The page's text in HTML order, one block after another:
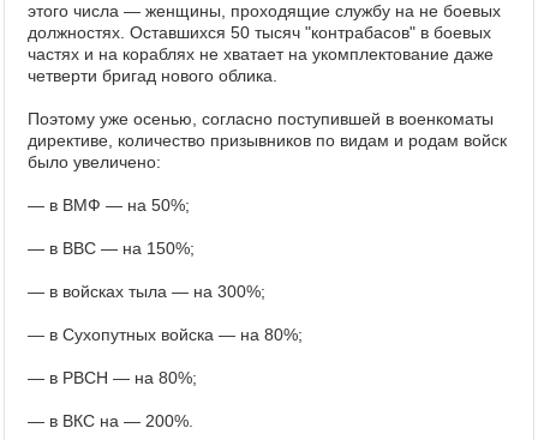
этого числа — женщины, проходящие службу на не боевых
должностях. Оставшихся 50 тысяч "контрабасов" в боевых
частях и на кораблях не хватает на укомплектование даже
четверти бригад нового облика.
Поэтому уже осенью, согласно поступившей в военкоматы
директиве, количество призывников по видам и родам войск
было увеличено:
— в ВМФ — на 50%;
— в ВВС — на 150%;
— в войсках тыла — на 300%;
— в Сухопутных войска — на 80%;
— в РВСН — на 80%;
— в ВКС на — 200%.